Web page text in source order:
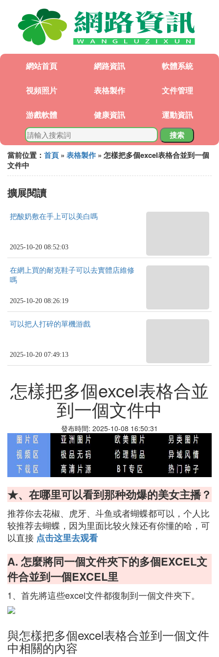
網站首頁 網路資訊 軟體系統
視頻照片 表格製作 文件管理
游戲軟體 健康資訊 運動資訊
搜索
當前位置： 首頁 » 表格製作 » 怎樣把多個excel表格合並到一個
文件中
擴展閱讀
把酸奶敷在手上可以美白嗎
2025-10-20 08:52:03
在網上買的耐克鞋子可以去實體店維修
嗎
2025-10-20 08:26:19
可以把人打碎的單機游戲
2025-10-20 07:49:13
怎樣把多個excel表格合並
到一個文件中
發布時間: 2025-10-08 16:50:31
★、在哪里可以看到那种劲爆的美女主播？
推荐你去花椒、虎牙、斗鱼或者蝴蝶都可以，个人比
较推荐去蝴蝶，因为里面比较火辣还有你懂的哈，可
以直接 点击这里去观看
A. 怎麼將同一個文件夾下的多個EXCEL文
件合並到一個EXCEL里
1、首先將這些excel文件都復制到一個文件夾下。
與怎樣把多個excel表格合並到一個文件
中相關的內容